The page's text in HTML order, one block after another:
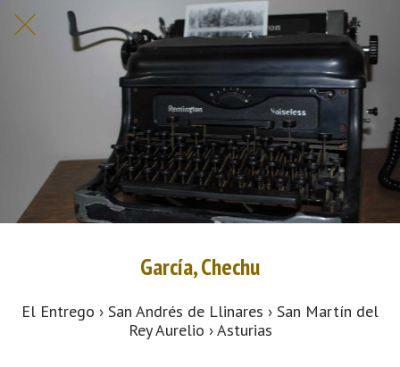
García, Chechu
El Entrego › San Andrés de Llinares › San Martín del
Rey Aurelio › Asturias